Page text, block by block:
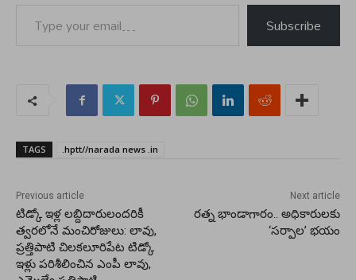
Subscribe
TAGS .hptt//narada news .in
Previous article
టిడ్కో ఇళ్ల లబ్దిదారులందరికీ
త్వరలోనే మంచిరోజులు: లావు,
ప్రత్తిపాటి చిలకలూరిపేట టిడ్కో
ఇళ్లు పరిశీలించిన ఎంపీ లావు,
Next article
రత్న భాండాగారం.. అధికారులకు
‘సర్పాల’ భయం